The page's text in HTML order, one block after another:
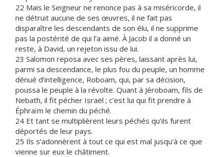
22 Mais le Seigneur ne renonce pas à sa miséricorde, il
ne détruit aucune de ses œuvres, il ne fait pas
disparaître les descendants de son élu, il ne supprime
pas la postérité de qui l’a aimé. À Jacob il a donné un
reste, à David, un rejeton issu de lui.
23 Salomon reposa avec ses pères, laissant après lui,
parmi sa descendance, le plus fou du peuple, un homme
dénué d’intelligence, Roboam, qui, par sa décision,
poussa le peuple à la révolte. Quant à Jéroboam, fils de
Nebath, il fit pécher Israël ; c’est lui qui fit prendre à
Éphraïm le chemin du péché.
24 Et tant se multiplièrent leurs péchés qu’ils furent
déportés de leur pays.
25 Ils s’adonnèrent à tout ce qui est mal jusqu’à ce que
vienne sur eux le châtiment.